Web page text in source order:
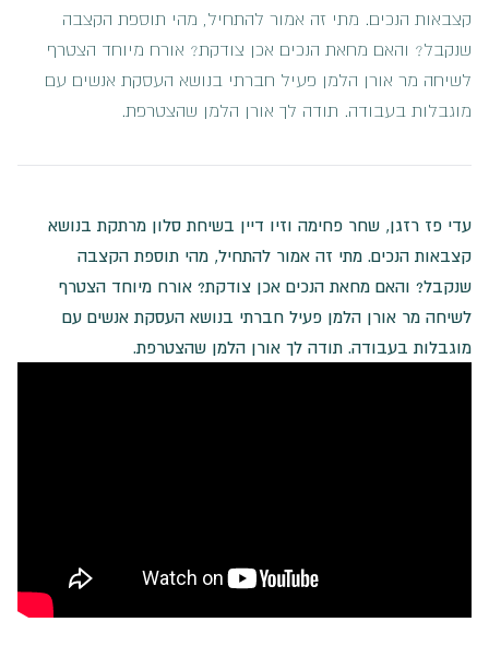
קצבאות הנכים. מתי זה אמור להתחיל, מהי תוספת הקצבה
שנקבל? והאם מחאת הנכים אכן צודקת? אורח מיוחד הצטרף
לשיחה מר אורן הלמן פעיל חברתי בנושא העסקת אנשים עם
מוגבלות בעבודה. תודה לך אורן הלמן שהצטרפת.
עדי פז רזגן, שחר פחימה וזיו דיין בשיחת סלון מרתקת בנושא
קצבאות הנכים. מתי זה אמור להתחיל, מהי תוספת הקצבה
שנקבל? והאם מחאת הנכים אכן צודקת? אורח מיוחד הצטרף
לשיחה מר אורן הלמן פעיל חברתי בנושא העסקת אנשים עם
מוגבלות בעבודה. תודה לך אורן הלמן שהצטרפת.